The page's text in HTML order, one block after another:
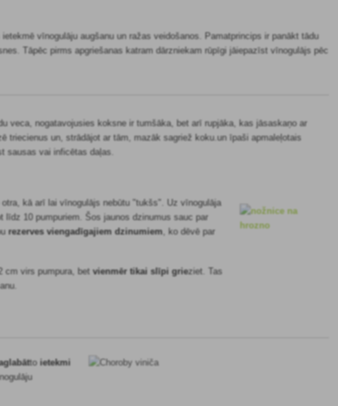
vīnogulāju augšanu un ražas veidošanos. Pamatprincips ir panākt tādu
Tāpēc pirms apgriešanas katram dārzniekam rūpīgi jāiepazīst vīnogulājs pēc
veca, nogatavojusies koksne ir tumšāka, bet arī rupjāka, kas jāsaskaņo ar
triecienus un, strādājot ar tām, mazāk sagriež koku.un īpaši apmaleļotais
sausas vai inficētas daļas.
kā arī lai vīnogulājs nebūtu "tukšs". Uz vīnogulāja
līdz 10 pumpuriem.Šos jaunos dzinumus sauc par
rezerves viengadīgajiem dzinumiem, ko dēvē par
cm virs pumpura, betvienmērtikai slīpi grieziet. Tas
toietekmi